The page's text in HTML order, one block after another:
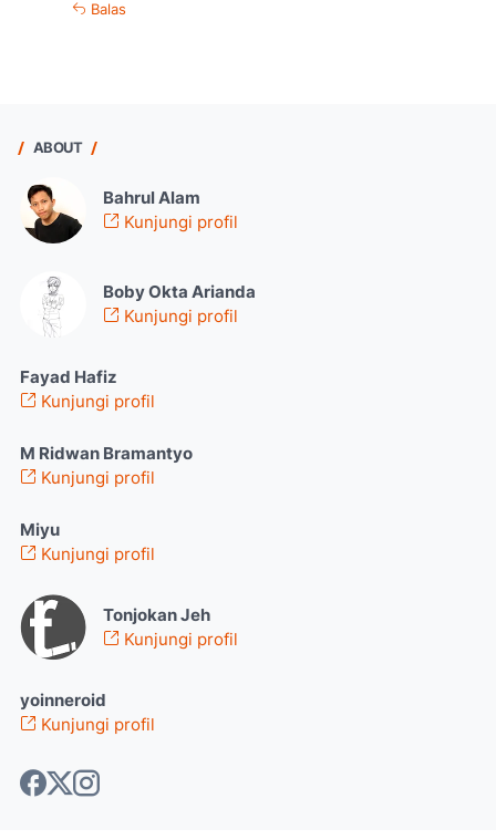
Balas
ABOUT
Bahrul Alam
Kunjungi profil
Boby Okta Arianda
Kunjungi profil
Fayad Hafiz
Kunjungi profil
M Ridwan Bramantyo
Kunjungi profil
Miyu
Kunjungi profil
Tonjokan Jeh
Kunjungi profil
yoinneroid
Kunjungi profil